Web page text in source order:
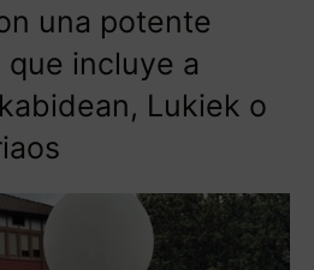
una potente
incluye a
Lukiek o